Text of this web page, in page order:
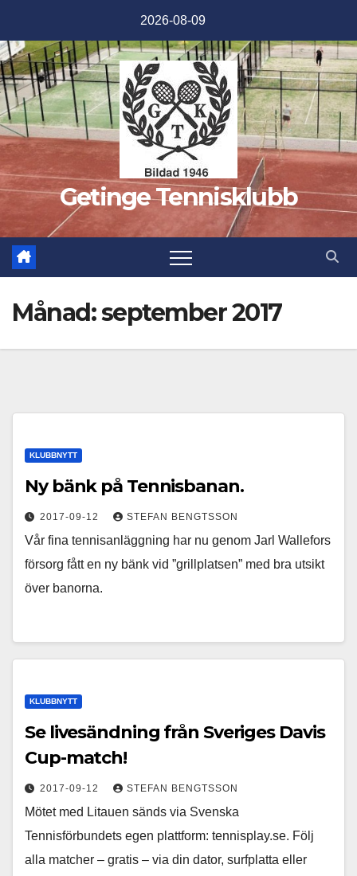
innehåll
2026-08-09
Getinge Tennisklubb
Månad:september 2017
KLUBBNYTT
Ny bänk på Tennisbanan.
2017-09-12 STEFAN BENGTSSON
Vår fina tennisanläggning har nu genom Jarl Wallefors
försorg fått en ny bänk vid ”grillplatsen” med bra utsikt
över banorna.
KLUBBNYTT
Se livesändning från Sveriges Davis
Cup-match!
2017-09-12 STEFAN BENGTSSON
Mötet med Litauen sänds via Svenska
Tennisförbundets egen plattform: tennisplay.se. Följ
alla matcher – gratis – via din dator, surfplatta eller